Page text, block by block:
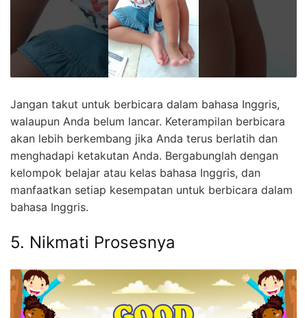
Jangan takut untuk berbicara dalam bahasa Inggris,
walaupun Anda belum lancar. Keterampilan berbicara
akan lebih berkembang jika Anda terus berlatih dan
menghadapi ketakutan Anda. Bergabunglah dengan
kelompok belajar atau kelas bahasa Inggris, dan
manfaatkan setiap kesempatan untuk berbicara dalam
bahasa Inggris.
5. Nikmati Prosesnya